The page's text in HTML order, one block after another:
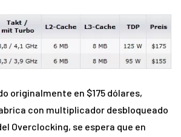
originalmente en $175 dólares,
con multiplicador desbloqueado
Overclocking, se espera que en